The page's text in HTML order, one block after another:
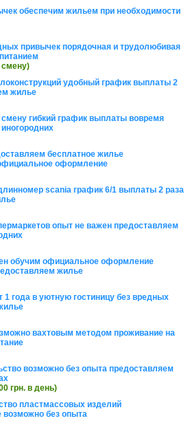
обеспечим жильем при необходимости
привычек порядочная и трудолюбивая
смену)
удобный график выплаты 2
жилье
гибкий график выплаты вовремя
бесплатное жилье
оформление
scania график 6/1 выплаты 2 раза
опыт не важен предоставляем
обучим официальное оформление
жилье
1 года в уютную гостиницу без вредных
вахтовым методом проживание на
возможно без опыта предоставляем
грн. в день)
пластмассовых изделий
без опыта